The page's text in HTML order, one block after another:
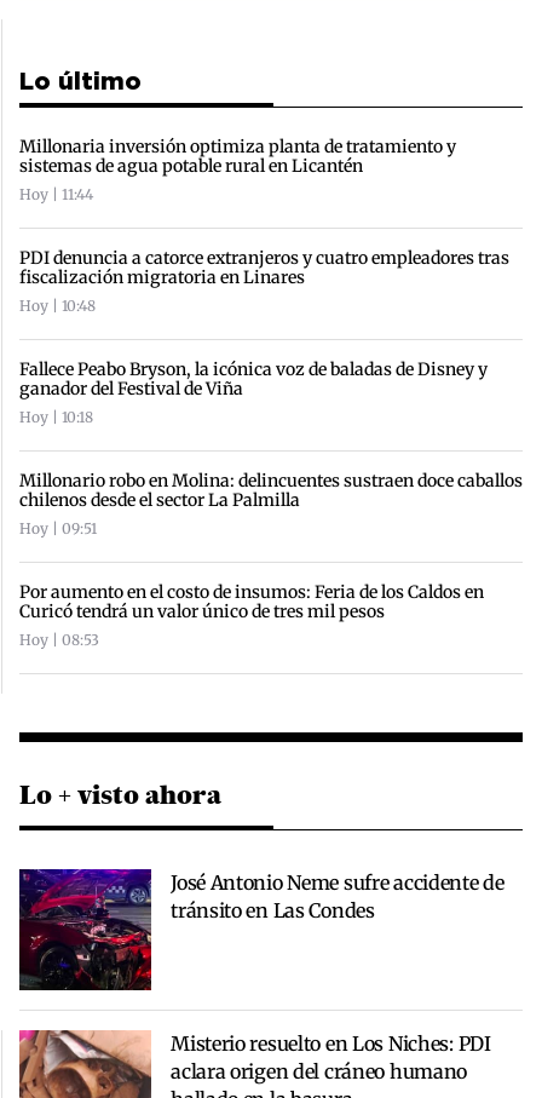
Lo último
Millonaria inversión optimiza planta de tratamiento y
sistemas de agua potable rural en Licantén
Hoy | 11:44
PDI denuncia a catorce extranjeros y cuatro empleadores tras
fiscalización migratoria en Linares
Hoy | 10:48
Fallece Peabo Bryson, la icónica voz de baladas de Disney y
ganador del Festival de Viña
Hoy | 10:18
Millonario robo en Molina: delincuentes sustraen doce caballos
chilenos desde el sector La Palmilla
Hoy | 09:51
Por aumento en el costo de insumos: Feria de los Caldos en
Curicó tendrá un valor único de tres mil pesos
Hoy | 08:53
Lo + visto ahora
José Antonio Neme sufre accidente de
tránsito en Las Condes
Misterio resuelto en Los Niches: PDI
aclara origen del cráneo humano